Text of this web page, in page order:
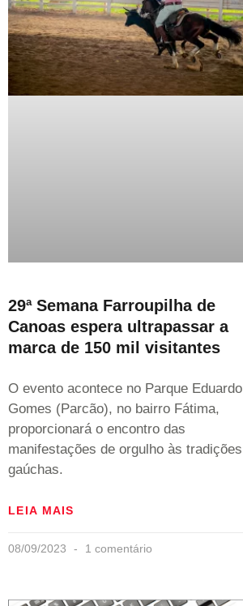
29ª Semana Farroupilha de
Canoas espera ultrapassar a
marca de 150 mil visitantes
O evento acontece no Parque Eduardo
Gomes (Parcão), no bairro Fátima,
proporcionará o encontro das
manifestações de orgulho às tradições
gaúchas.
LEIA MAIS
08/09/2023 1 comentário